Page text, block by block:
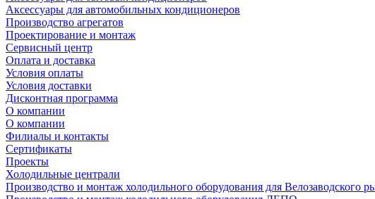
Аксессуары для автомобильных кондиционеров
Производство агрегатов
Проектирование и монтаж
Сервисный центр
Оплата и доставка
Условия оплаты
Условия доставки
Дисконтная программа
О компании
О компании
Филиалы и контакты
Сертификаты
Проекты
Холодильные централи
Производство и монтаж холодильного оборудования для Велозаводского